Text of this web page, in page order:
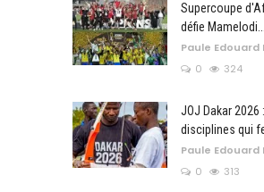
Supercoupe
défie Mamelodi...
Paule Edouard
0
324
JOJ Dakar
disciplines qui
Paule Edouard
0
313